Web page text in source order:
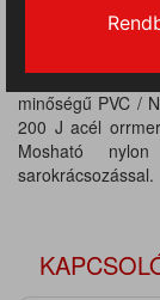
PVC & nitril,
minőségű PVC /
200 J acél
Mosható
sarokrácsozással.